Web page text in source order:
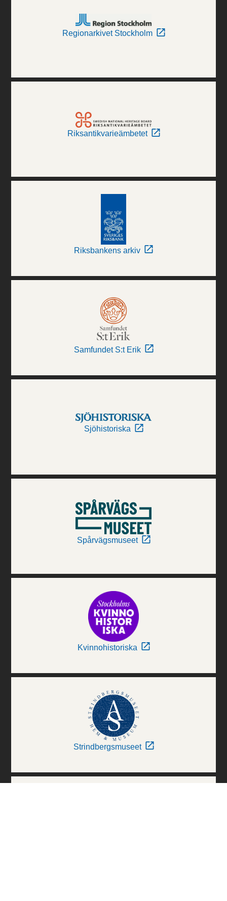
Regionarkivet Stockholm
Riksantikvarieämbetet
Riksbankens arkiv
Samfundet S:t Erik
Sjöhistoriska
Spårvägsmuseet
Kvinnohistoriska
Strindbergsmuseet